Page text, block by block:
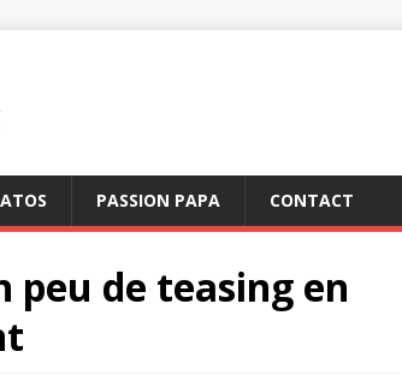
PASSION PAPA CONTACT
peu de teasing en